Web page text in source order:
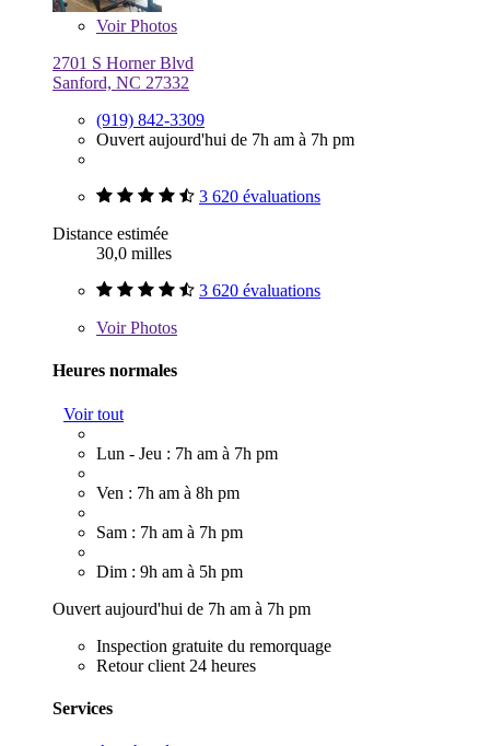
VoirPhotos
2701 S Horner Blvd
Sanford, NC 27332
(919) 842-3309
Ouvert aujourd'hui de 7h am à 7h pm
3 620 évaluations
Distance estimée
30,0 milles
3 620 évaluations
VoirPhotos
Heures normales
Voir tout
Lun - Jeu : 7h am à 7h pm
Ven : 7h am à 8h pm
Sam : 7h am à 7h pm
Dim : 9h am à 5h pm
Ouvert aujourd'hui de 7h am à 7h pm
Inspection gratuite du remorquage
Retour client 24 heures
Services